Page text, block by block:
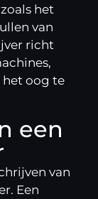
het
van
richt
oog te
een
van
. Een